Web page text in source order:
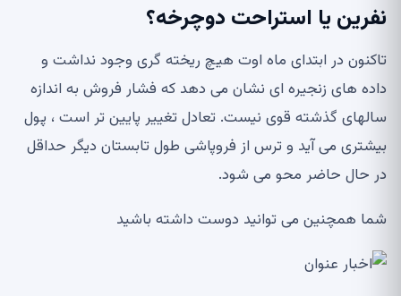
نفرین یا استراحت دوچرخه؟
تاکنون در ابتدای ماه اوت هیچ ریخته گری وجود نداشت و
داده های زنجیره ای نشان می دهد که فشار فروش به اندازه
سالهای گذشته قوی نیست. تعادل تغییر پایین تر است ، پول
بیشتری می آید و ترس از فروپاشی طول تابستان دیگر حداقل
در حال حاضر محو می شود.
شما همچنین می توانید دوست داشته باشید